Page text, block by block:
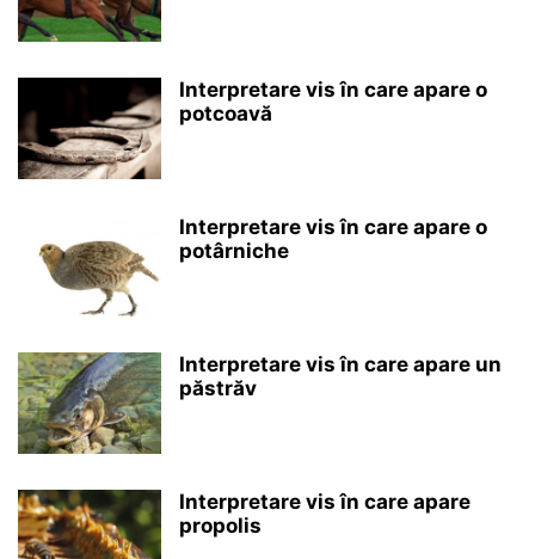
Interpretare vis în care apare o
potcoavă
Interpretare vis în care apare o
potârniche
Interpretare vis în care apare un
păstrăv
Interpretare vis în care apare
propolis